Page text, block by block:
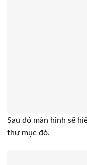
Sau đó màn hình sẽ
thư mục đó.